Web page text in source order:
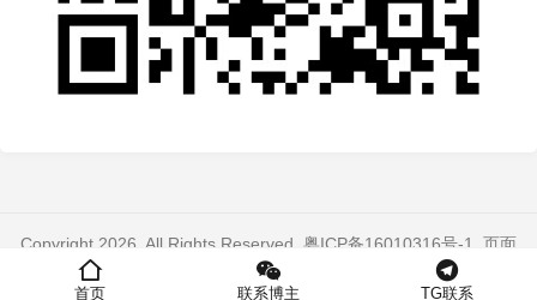
Copyright 2026. All Rights Reserved. 粤ICP备16010316号-1
. 页面
加载时间：0.291 秒
首页 联系博主 TG联系